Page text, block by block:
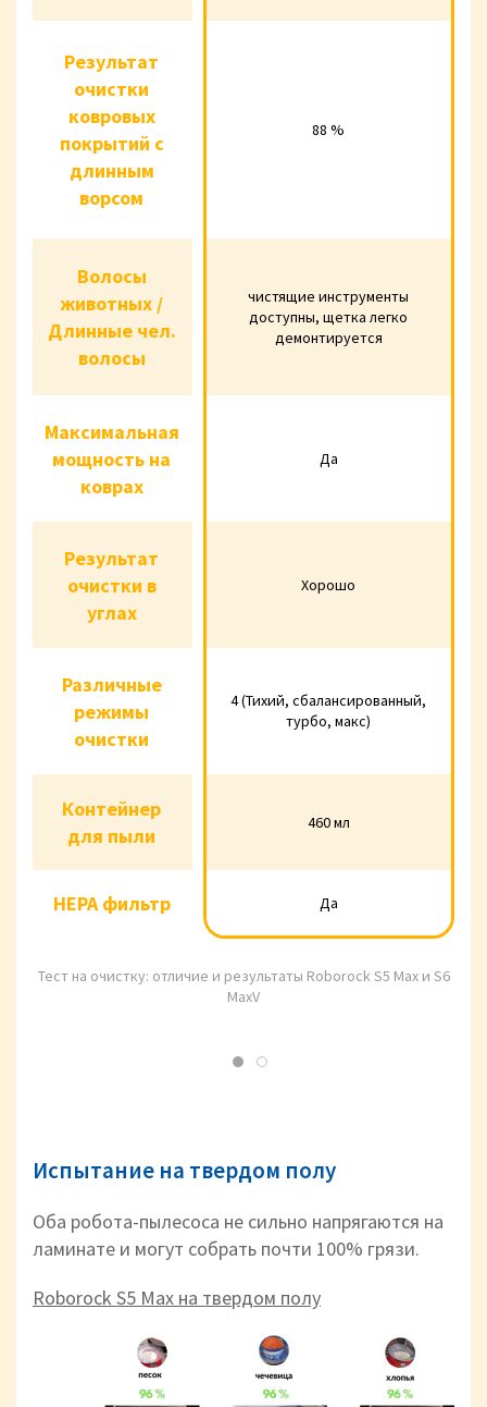
Результат
очистки
ковровых
покрытий с
длинным
ворсом
Волосы
животных /
Длинные чел.
волосы
инструменты
доступны, щетка
легко
доступны,
Максимальная
мощность на
коврах
Результат
очистки в
Хорошо
Различные
режимы
очистки
4 (Тихий,
сбалансированный,
Контейнер
для пыли
460 мл
HEPA фильтр
88 %
чистящие инструменты
доступны, щетка легко
демонтируется
Да
Хорошо
4 (Тихий, сбалансированный,
турбо, макс)
460 мл
Да
Результат
очистки
ковровых
покрытий с
длинным
ворсом
Волосы
животных /
Длинные чел.
волосы
Максимальная
мощность на
коврах
Результат
очистки в
углах
Различные
режимы
очистки
Контейнер
для пыли
HEPA фильтр
Тест на очистку: отличие и результаты Roborock S5 Max и S6
MaxV
Испытание на твердом полу
Оба робота-пылесоса не сильно напрягаются на
ламинате и могут собрать почти 100% грязи.
Roborock S5 Max на твердом полу